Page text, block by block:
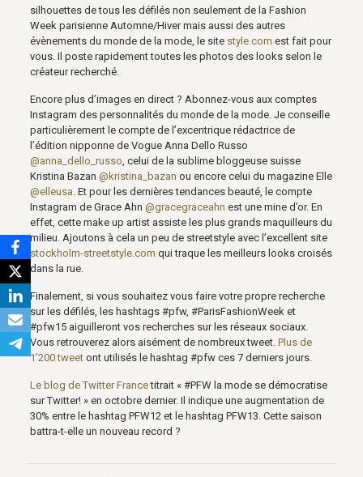
silhouettes de tous les défilés non seulement de la Fashion
Week parisienne Automne/Hiver mais aussi des autres
évènements du monde de la mode, le site style.com est fait pour
vous. Il poste rapidement toutes les photos des looks selon le
créateur recherché.
Encore plus d’images en direct ? Abonnez-vous aux comptes
Instagram des personnalités du monde de la mode. Je conseille
particulièrement le compte de l’excentrique rédactrice de
l’édition nipponne de Vogue Anna Dello Russo
@anna_dello_russo, celui de la sublime bloggeuse suisse
Kristina Bazan @kristina_bazan ou encore celui du magazine Elle
@elleusa. Et pour les dernières tendances beauté, le compte
Instagram de Grace Ahn @gracegraceahn est une mine d’or. En
effet, cette make up artist assiste les plus grands maquilleurs du
milieu. Ajoutons à cela un peu de streetstyle avec l’excellent site
stockholm-streetstyle.com qui traque les meilleurs looks croisés
dans la rue.
Finalement, si vous souhaitez vous faire votre propre recherche
sur les défilés, les hashtags #pfw, #ParisFashionWeek et
#pfw15 aiguilleront vos recherches sur les réseaux sociaux.
Vous retrouverez alors aisément de nombreux tweet. Plus de
1’200 tweetont utilisés le hashtag #pfw ces 7 derniers jours.
Le blog de Twitter Francetitrait « #PFW la mode se démocratise
sur Twitter! » en octobre dernier. Il indique une augmentation de
30% entre le hashtag PFW12 et le hashtag PFW13. Cette saison
battra-t-elle un nouveau record ?